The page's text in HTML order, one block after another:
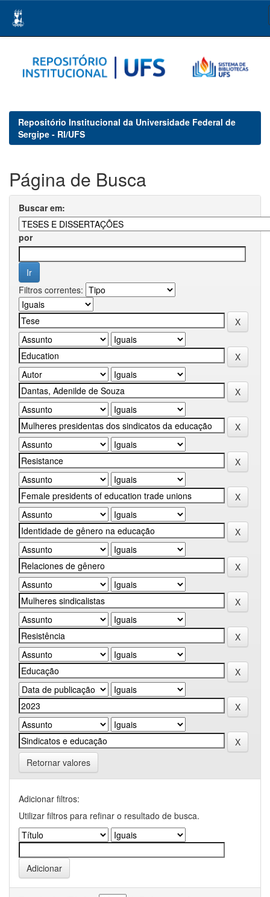
navigation
Repositório Institucional da Universidade Federal de
Sergipe - RI/UFS
Página de Busca
Buscar em:
por
Filtros correntes:
Retornar valores
Adicionar filtros:
Utilizar filtros para refinar o resultado de busca.